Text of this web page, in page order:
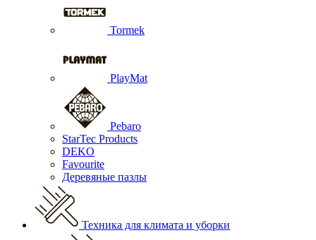
Tormek
PlayMat
Pebaro
StarTec Products
DEKO
Favourite
Деревяные пазлы
Техника для климата и уборки